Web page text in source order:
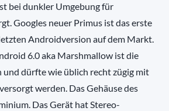
bei dunkler Umgebung für
Googles neuer Primus ist das erste
Androidversion auf dem Markt.
6.0 aka Marshmallow ist die
und dürfte wie üblich recht zügig mit
werden. Das Gehäuse des
Das Gerät hat Stereo-